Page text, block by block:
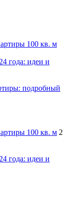
100 кв. м
года: идеи и
подробный
100 кв. м 2
года: идеи и